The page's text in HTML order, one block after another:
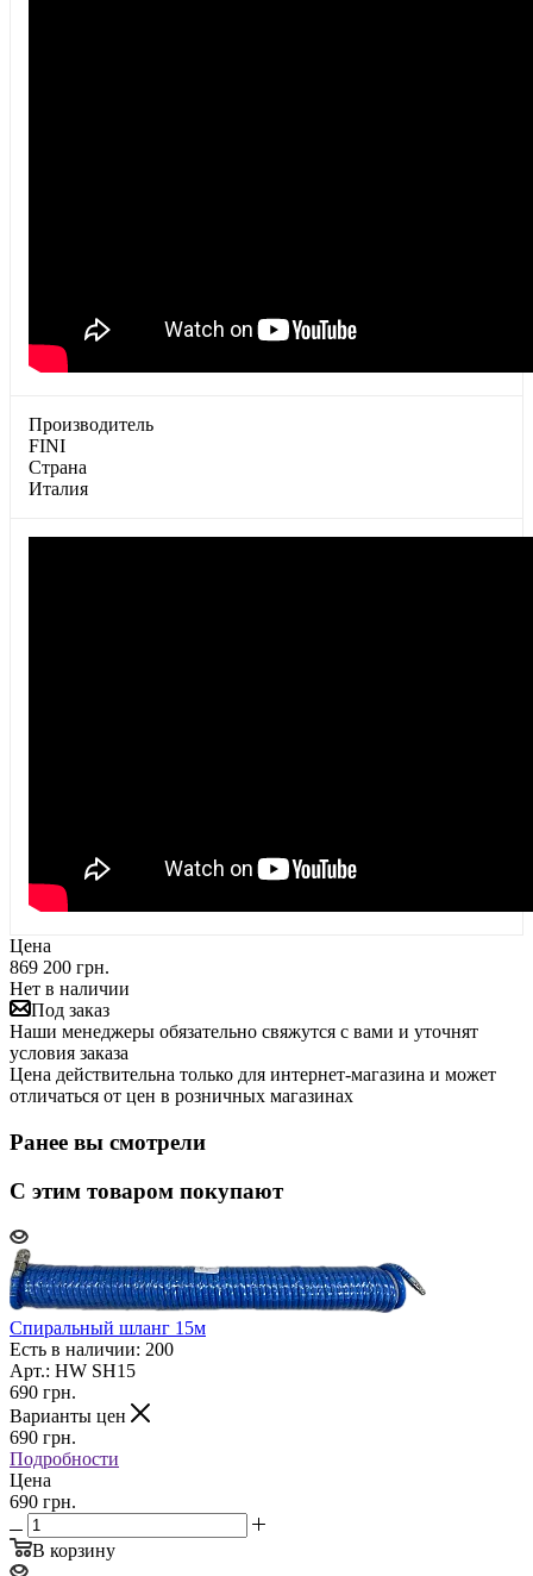
Производитель
FINI
Страна
Италия
Цена
869 200 грн.
Нет в наличии
Под заказ
Наши менеджеры обязательно свяжутся с вами и уточнят
условия заказа
Цена действительна только для интернет-магазина и может
отличаться от цен в розничных магазинах
Ранее вы смотрели
С этим товаром покупают
Спиральный шланг 15м
Есть в наличии: 200
Арт.: HW SH15
690 грн.
Варианты цен
690 грн.
Подробности
Цена
690 грн.
В корзину